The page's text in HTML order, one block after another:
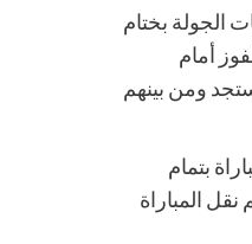
الجولة بختام
أمام
ومن بينهم
بتمام
المباراة